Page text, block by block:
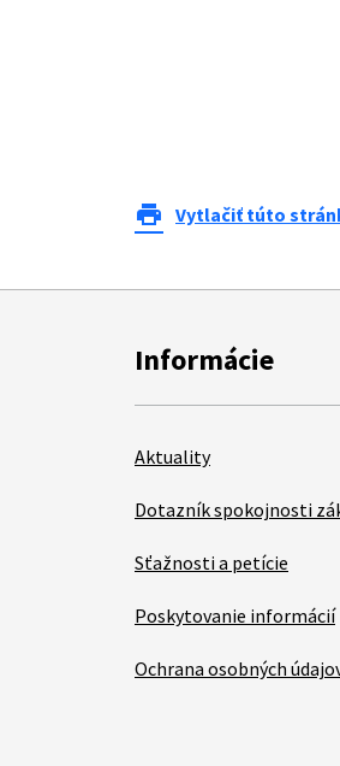
print Vytlačiť túto
Informácie
Aktuality
Dotazník spokojnosti
Sťažnosti a petície
Poskytovanie informácií
Ochrana osobných